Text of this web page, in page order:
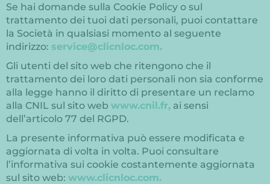
Se hai domande sulla Cookie Policy o sul
trattamento dei tuoi dati personali, puoi contattare
la Società in qualsiasi momento al seguente
indirizzo: service@clicnloc.com.
Gli utenti del sito web che ritengono che il
trattamento dei loro dati personali non sia conforme
alla legge hanno il diritto di presentare un reclamo
alla CNIL sul sito web www.cnil.fr, ai sensi
dell’articolo 77 del RGPD.
La presente informativa può essere modificata e
aggiornata di volta in volta. Puoi consultare
l’informativa sui cookie costantemente aggiornata
sul sito web: www.clicnloc.com.